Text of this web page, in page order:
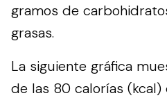
gramos de
grasas.
La siguiente gráfica
de las 80 calorías